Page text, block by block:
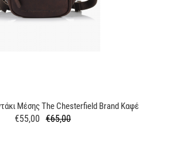
Μέσης The Chesterfield Brand Καφέ
Κανονική
€65,00
Τιμή
€55,00